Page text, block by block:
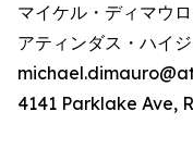
マイケル・ディマウ
アティンダス・ハイ
4141 Parklake Ave,